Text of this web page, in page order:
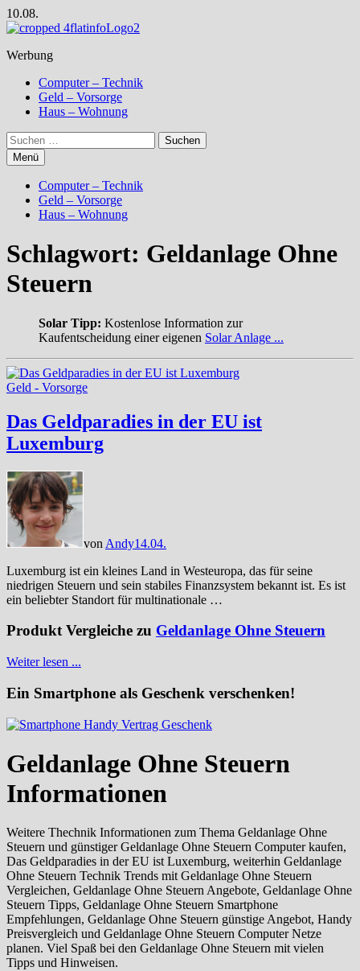
Zum
Inhalt
10.08.
Werbung
Computer – Technik
Geld – Vorsorge
Haus – Wohnung
Suchen
nach:
Menü
Computer – Technik
Geld – Vorsorge
Haus – Wohnung
Schlagwort: Geldanlage Ohne
Steuern
Solar Tipp: Kostenlose Information zur
Kaufentscheidung einer eigenen Solar Anlage ...
Geld - Vorsorge
Das Geldparadies in der EU ist
Luxemburg
von Andy14.04.
Luxemburg ist ein kleines Land in Westeuropa, das für seine
niedrigen Steuern und sein stabiles Finanzsystem bekannt ist. Es ist
ein beliebter Standort für multinationale …
Produkt Vergleiche zu Geldanlage Ohne Steuern
Weiter lesen ...
Ein Smartphone als Geschenk verschenken!
Geldanlage Ohne Steuern
Informationen
Weitere Thechnik Informationen zum Thema Geldanlage Ohne
Steuern und günstiger Geldanlage Ohne Steuern Computer kaufen,
Das Geldparadies in der EU ist Luxemburg, weiterhin Geldanlage
Ohne Steuern Technik Trends mit Geldanlage Ohne Steuern
Vergleichen, Geldanlage Ohne Steuern Angebote, Geldanlage Ohne
Steuern Tipps, Geldanlage Ohne Steuern Smartphone
Empfehlungen, Geldanlage Ohne Steuern günstige Angebot, Handy
Preisvergleich und Geldanlage Ohne Steuern Computer Netze
planen. Viel Spaß bei den Geldanlage Ohne Steuern mit vielen
Tipps und Hinweisen.